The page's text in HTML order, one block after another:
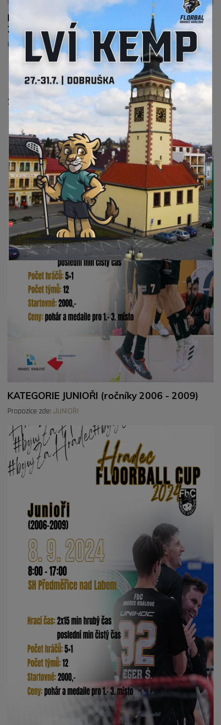
KATEGORIE STARŠÍ ŽÁCI (ročníky 2010 -
2013)
Propozice zde:STARŠÍ ŽÁCI
KATEGORIE JUNIOŘI (ročníky 2006 - 2009)
Propozice zde: JUNIOŘI